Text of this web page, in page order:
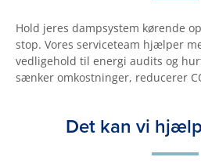
Hold jeres dampsystem kørende
stop. Vores serviceteam hjælper
vedligehold til energi audits og
sænker omkostninger, reducerer
Det kan vi